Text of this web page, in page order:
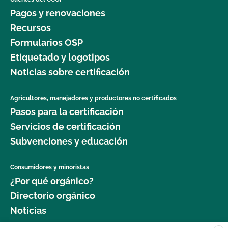
Pagos y renovaciones
Recursos
Formularios OSP
Etiquetado y logotipos
Noticias sobre certificación
Agricultores, manejadores y productores no certificados
Pasos para la certificación
Servicios de certificación
Subvenciones y educación
Consumidores y minoristas
¿Por qué orgánico?
Directorio orgánico
Noticias